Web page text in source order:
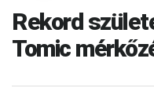
Rekord
Tomic